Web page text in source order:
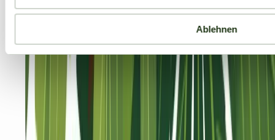
Ablehnen